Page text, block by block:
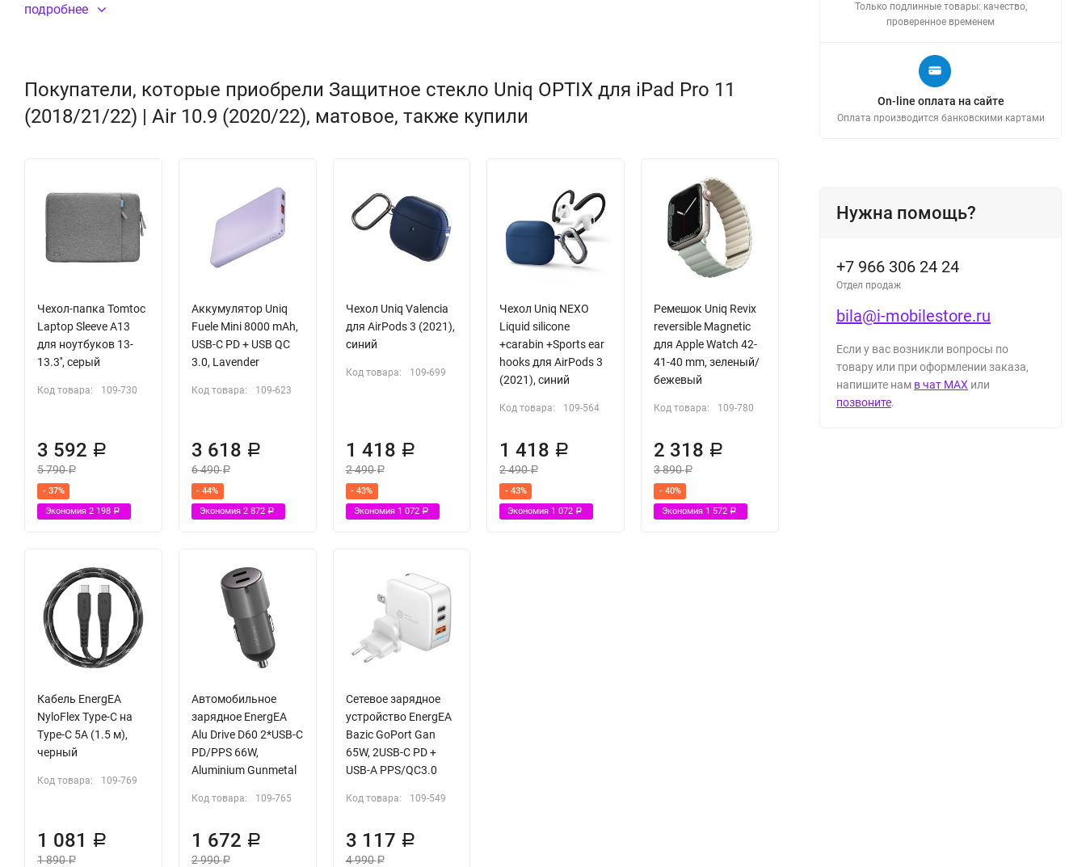
Олеофобное покрытие, не оставляет отпечатков
подробнее
Покупатели, которые приобрели Защитное стекло Uniq OPTIX для iPad Pro 11
(2018/21/22) | Air 10.9 (2020/22), матовое, также купили
Чехол-папка Tomtoc
Laptop Sleeve A13
для ноутбуков 13-
13.3'', серый
Код товара: 109-730
3 592 Р
5 790Р
- 37%
Экономия 2 198 Р
Аккумулятор Uniq
Fuele Mini 8000 mAh,
USB-C PD + USB QC
3.0, Lavender
Код товара: 109-623
3 618 Р
6 490Р
- 44%
Экономия 2 872 Р
Чехол Uniq Valencia
для AirPods 3 (2021),
синий
Код товара: 109-699
1 418 Р
2 490Р
- 43%
Экономия 1 072 Р
Чехол Uniq NEXO
Liquid silicone
+carabin +Sports ear
hooks для AirPods 3
(2021), синий
Код товара: 109-564
1 418 Р
2 490Р
- 43%
Экономия 1 072Р
Ремешок Uniq Revix
reversible Magnetic
для Apple Watch 42-
41-40 mm, зеленый/
бежевый
Код товара: 109-780
2 318 Р
3 890Р
- 40%
Экономия 1 572Р
Кабель EnergEA
NyloFlex Type-C на
Type-C 5A (1.5 м),
черный
Код товара: 109-769
1 081 Р
1 890Р
Автомобильное
зарядное EnergEA
Alu Drive D60 2*USB-C
PD/PPS 66W,
Aluminium Gunmetal
Код товара: 109-765
1 672 Р
2 990Р
Сетевое зарядное
устройство EnergEA
Bazic GoPort Gan
65W, 2USB-C PD +
USB-A PPS/QC3.0
Код товара: 109-549
3 117 Р
4 990Р
Только подлинные товары: качество,
проверенное временем
On-line оплата на сайте
Оплата производится банковскими картами
Нужна помощь?
+7 966 306 24 24
Отдел продаж
bila@i-mobilestore.ru
Если у вас возникли вопросы по
товару или при оформлении заказа,
напишите нам в чат MAX или
позвоните.